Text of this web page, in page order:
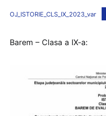
OJ_ISTORIE_CLS_IX_2023_var
Barem – Clasa a IX-a: